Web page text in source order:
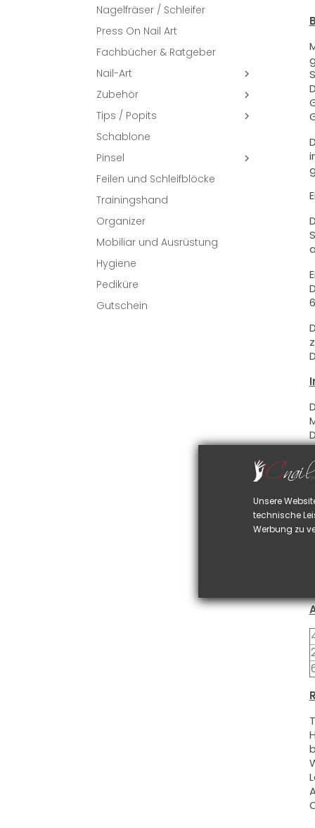
Nagelfräser / Schleifer
Press On Nail Art
Fachbücher & Ratgeber
Nail-Art

Zubehör 
Tips / Popits 
Schablone
Pinsel

Feilen und Schleifblöcke
Trainingshand
Organizer
Mobiliar und Ausrüstung
Hygiene
Pediküre
Gutschein
Unsere
technische
Werbung zu